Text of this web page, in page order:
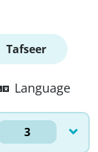
Tafseer
Language
3